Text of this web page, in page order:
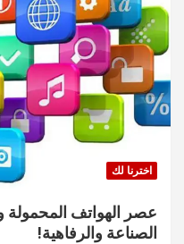
اخترنا لك
عصر الهواتف المحمولة
الصناعة والرفاهية!